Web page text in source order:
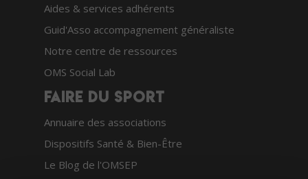
Aides & services adhérents
Guid'Asso accompagnement généraliste
Notre centre de ressources
OMS Social Lab
Faire du sport
Annuaire des associations
Dispositifs Santé & Bien-Être
Le Blog de l'OMSEP